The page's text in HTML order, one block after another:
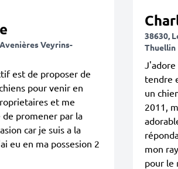
Veyrins-
est de proposer de
pour venir en
et me
promener par la
car je suis a la
eu en ma possesion 2
38630,
Thuellin
J'adore
tendre
un
2011,
mon
pour le